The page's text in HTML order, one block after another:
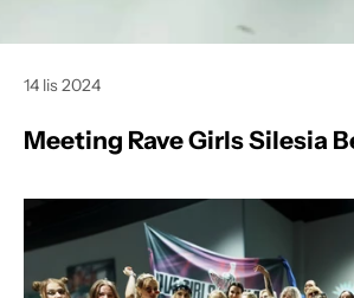
14 lis 2024
Meeting Rave Girls Silesia